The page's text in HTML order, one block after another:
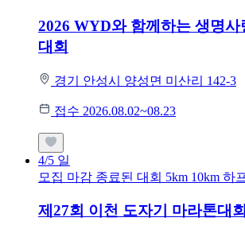
2026 WYD와 함께하는 생명사
대회
경기 안성시 양성면 미산리 142-3
접수 2026.08.02~08.23
4/5 일
모집 마감 종료된 대회 5km 10km 하
제27회 이천 도자기 마라톤대회